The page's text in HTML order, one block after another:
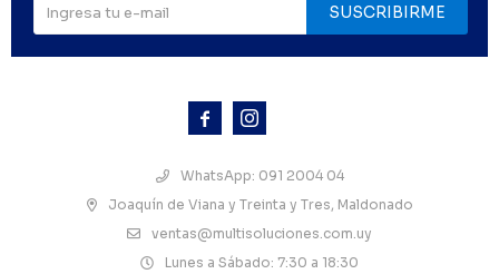
 
WhatsApp: 091 2004 04
Joaquín de Viana y Treinta y Tres, Maldonado
ventas@multisoluciones.com.uy
Lunes a Sábado: 7:30 a 18:30
SUSCRIBIRME